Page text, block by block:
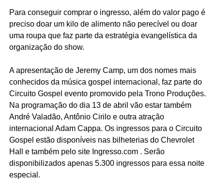
Para conseguir comprar o ingresso, além do valor pago é
preciso doar um kilo de alimento não perecível ou doar
uma roupa que faz parte da estratégia evangelística da
organização do show.
A apresentação de Jeremy Camp, um dos nomes mais
conhecidos da música gospel internacional, faz parte do
Circuito Gospel evento promovido pela Trono Produções.
Na programação do dia 13 de abril vão estar também
André Valadão, Antônio Cirilo e outra atração
internacional Adam Cappa. Os ingressos para o Circuito
Gospel estão disponíveis nas bilheterias do Chevrolet
Hall e também pelo site Ingresso.com . Serão
disponibilizados apenas 5.300 ingressos para essa noite
especial.